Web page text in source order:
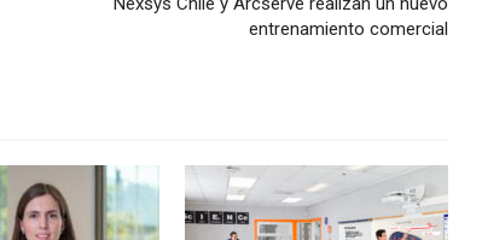
entrenamiento comercial